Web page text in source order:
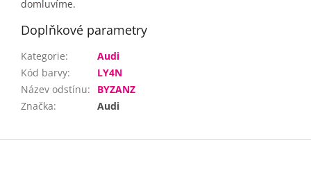
domluvíme.
Doplňkové parametry
Kategorie:
Audi
Kód barvy:
LY4N
Název odstínu:
BYZANZ
Značka: Audi
Z